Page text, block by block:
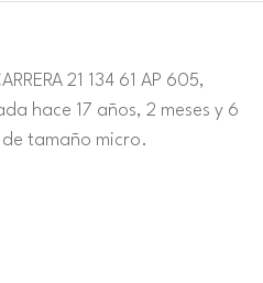
21 134 61 AP 605,
hace 17 años, 2 meses y 6
tamaño micro.